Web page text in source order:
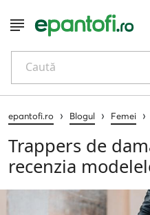
Caută
epantofi.ro › Blogul › Femei ›
Trappers de
recenzia